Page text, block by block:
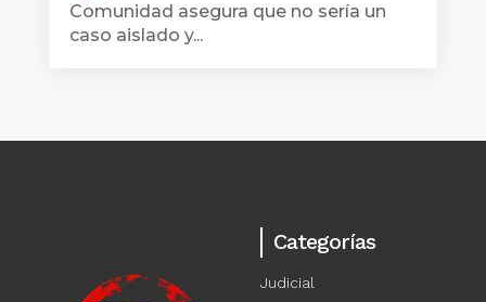
Comunidad asegura que no sería un
caso aislado y...
Categorías
Judicial